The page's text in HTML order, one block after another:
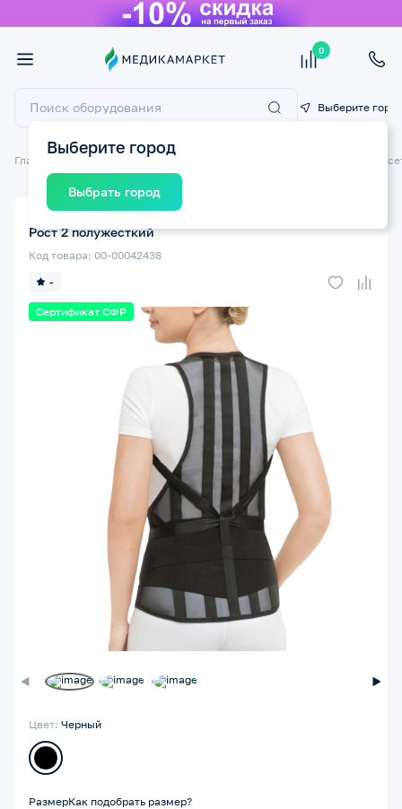
0
Выберите город
Выберите город
Выбрать город
Главная Ортопедические изделия Ортопедические бандажи и
Сертификат СФР
-
Код товара: 00-00042438
Рост 2 полужесткий
Цвет: Черный
РазмерКак подобрать размер?